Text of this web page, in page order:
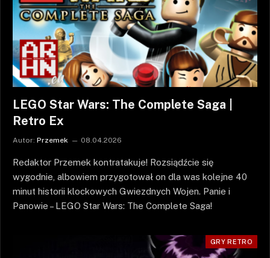
LEGO Star Wars: The Complete Saga |
Retro Ex
Autor: Przemek 08.04.2026
Redaktor Przemek kontratakuje! Rozsiądźcie się
wygodnie, albowiem przygotował on dla was kolejne 40
minut historii klockowych Gwiezdnych Wojen. Panie i
Panowie – LEGO Star Wars: The Complete Saga!
GRY RETRO